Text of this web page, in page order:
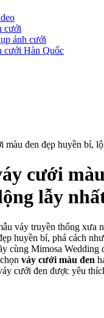
cưới
ảnh cưới
cưới Hàn Quốc
màu đen đẹp huyền bí,
cưới
lẫy
váy truyền thống xưa
huyền bí, phá cách
cùng Mimosa Wedding
váy cưới màu đen
cưới đen được yêu